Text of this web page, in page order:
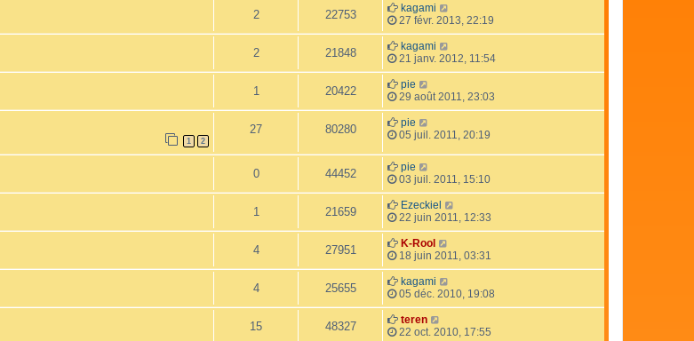
2 22753
kagami
27 févr. 2013, 22:19
2 21848
kagami
21 janv. 2012, 11:54
1 20422
pie
29 août 2011, 23:03
1 2
27 80280
pie
05 juil. 2011, 20:19
0 44452
pie
03 juil. 2011, 15:10
1 21659
Ezeckiel
22 juin 2011, 12:33
4 27951
K-Rool
18 juin 2011, 03:31
4 25655
kagami
05 déc. 2010, 19:08
15 48327
teren
22 oct. 2010, 17:55